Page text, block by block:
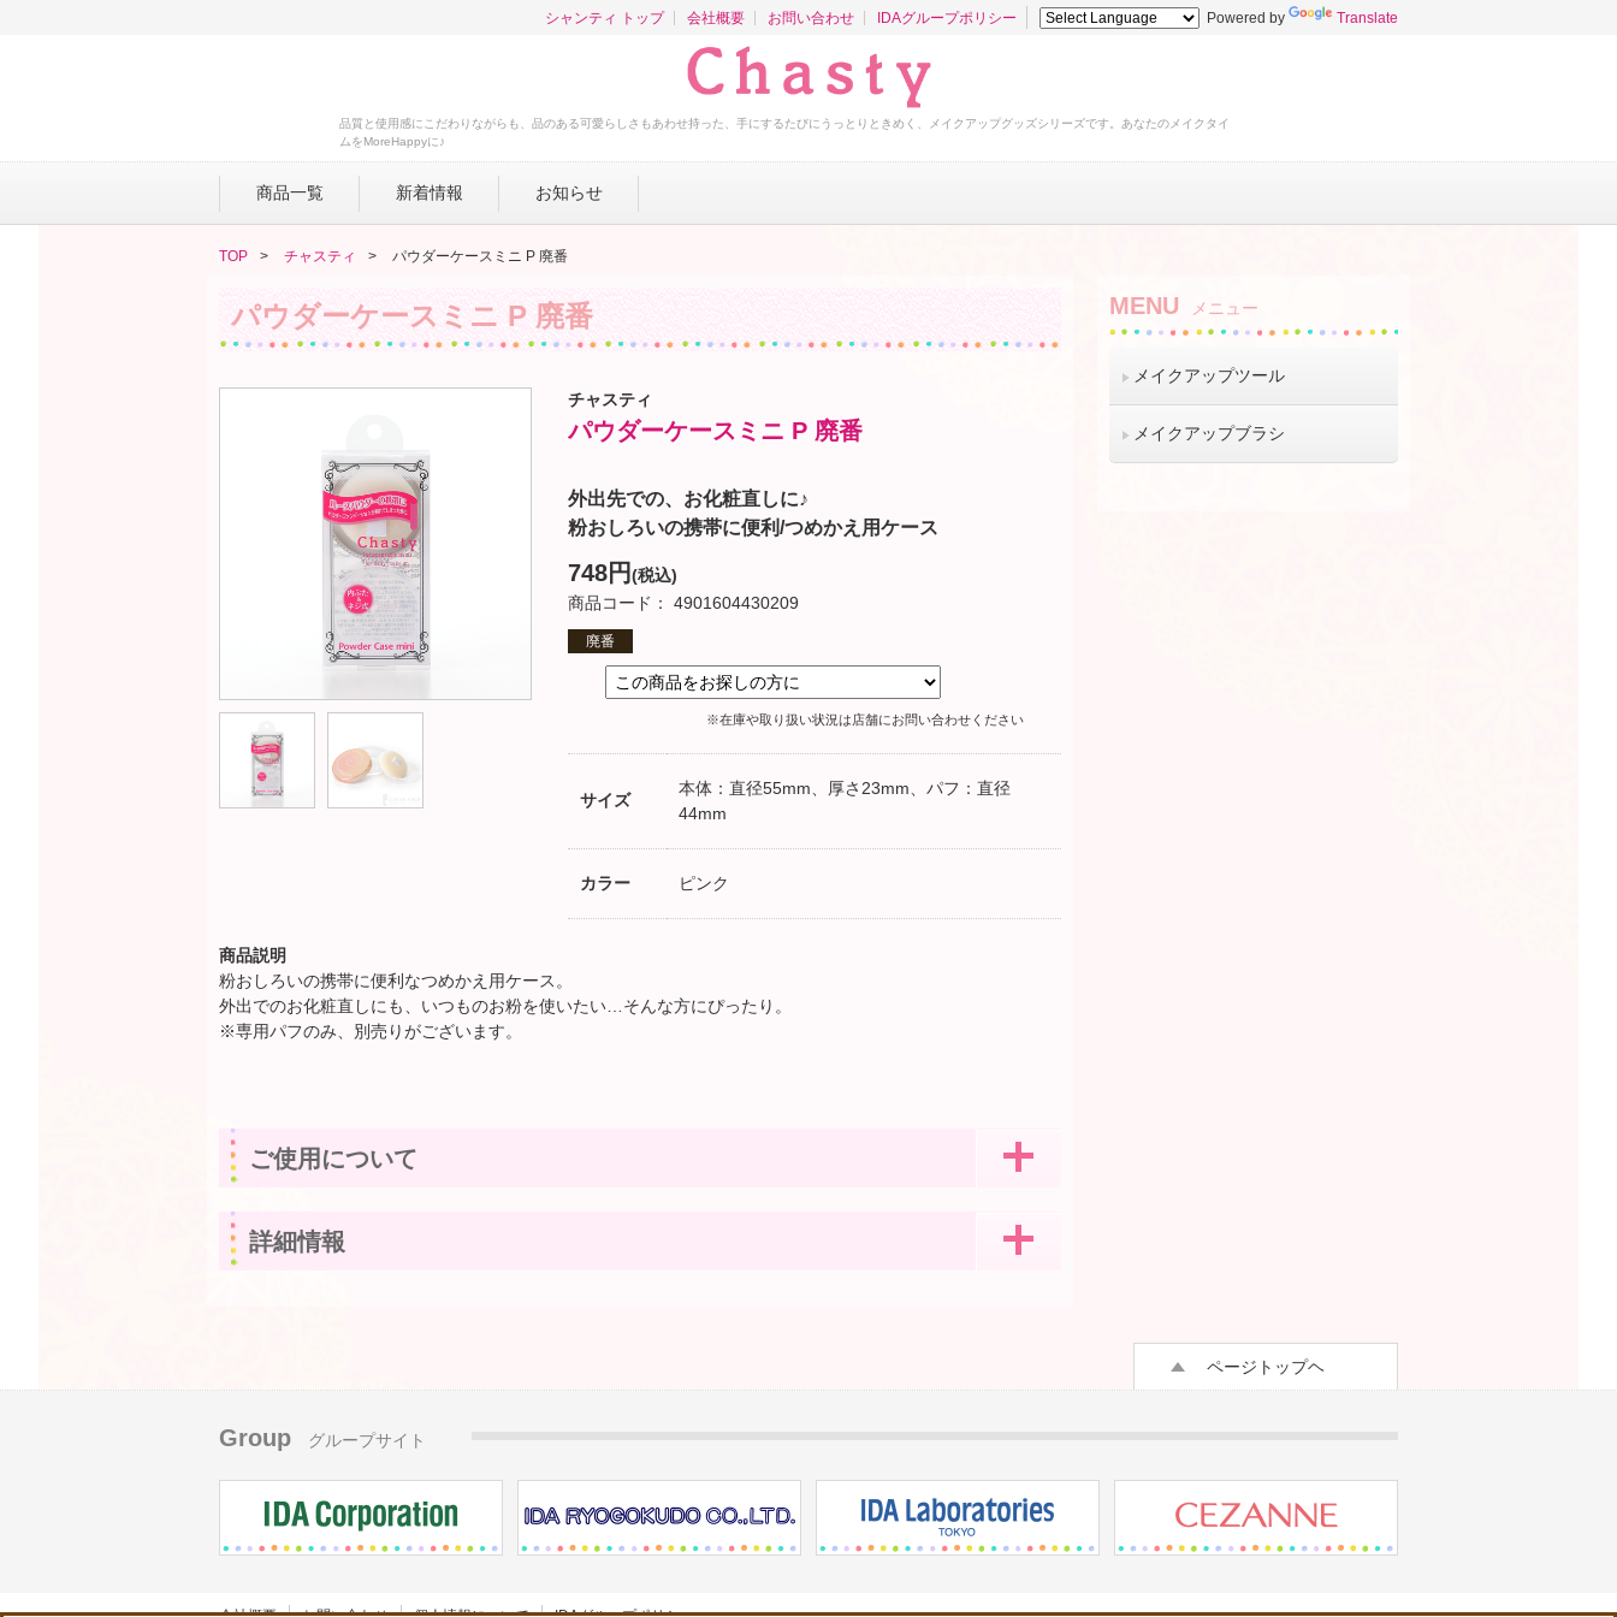
品質と使用感にこだわりながらも、品のある可愛らしさもあわせ持った、手にするたびにうっとりときめく、メイクアップグッズシリーズです。あなたのメイクタイ
ムをMoreHappyに♪
シャンティ トップ 会社概要 お問い合わせ IDAグループポリシー Powered by Translate
商品一覧 新着情報 お知らせ
TOP チャスティ パウダーケースミニ P 廃番
パウダーケースミニ P 廃番
チャスティ
パウダーケースミニ P 廃番
外出先での、お化粧直しに♪
粉おしろいの携帯に便利/つめかえ用ケース
748円(税込)
商品コード： 4901604430209
廃番
※在庫や取り扱い状況は店舗にお問い合わせください
サイズ
本体：直径55mm、厚さ23mm、パフ：直径
44mm
カラー ピンク
商品説明
粉おしろいの携帯に便利なつめかえ用ケース。
外出でのお化粧直しにも、いつものお粉を使いたい…そんな方にぴったり。
※専用パフのみ、別売りがございます。
ご使用について
詳細情報
MENU メニュー
メイクアップツール
メイクアップブラシ
ページトップヘ
Group グループサイト